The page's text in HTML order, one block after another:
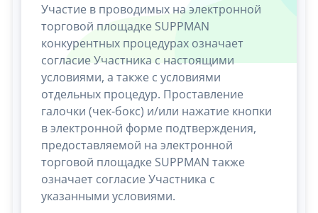
Участие в проводимых на электронной
торговой площадке SUPPMAN
конкурентных процедурах означает
согласие Участника с настоящими
условиями, а также с условиями
отдельных процедур. Проставление
галочки (чек-бокс) и/или нажатие кнопки
в электронной форме подтверждения,
предоставляемой на электронной
торговой площадке SUPPMAN также
означает согласие Участника с
указанными условиями.